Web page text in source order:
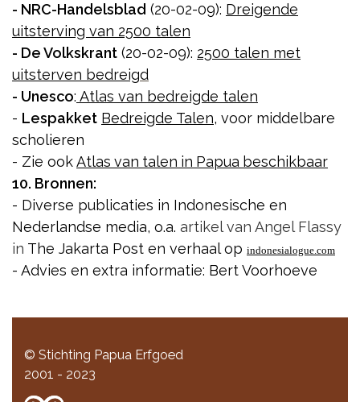
- NRC-Handelsblad (20-02-09): Dreigende
uitsterving van 2500 talen
- De Volkskrant (20-02-09): 2500 talen met
uitsterven bedreigd
- Unesco: Atlas van bedreigde talen
- Lespakket Bedreigde Talen, voor middelbare
scholieren
- Zie ookAtlas van talen in Papua beschikbaar
10. Bronnen:
- Diverse publicaties in Indonesische en
Nederlandse media, o.a. artikel van Angel Flassy
in The Jakarta Post en verhaal op indonesialogue.com
- Advies en extra informatie: Bert Voorhoeve
© Stichting Papua Erfgoed
2001 - 2023